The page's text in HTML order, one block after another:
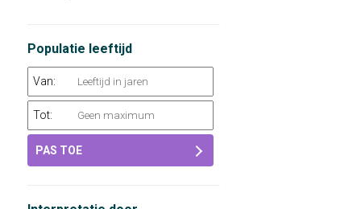
Populatie leeftijd
Van:
Tot:
PAS TOE